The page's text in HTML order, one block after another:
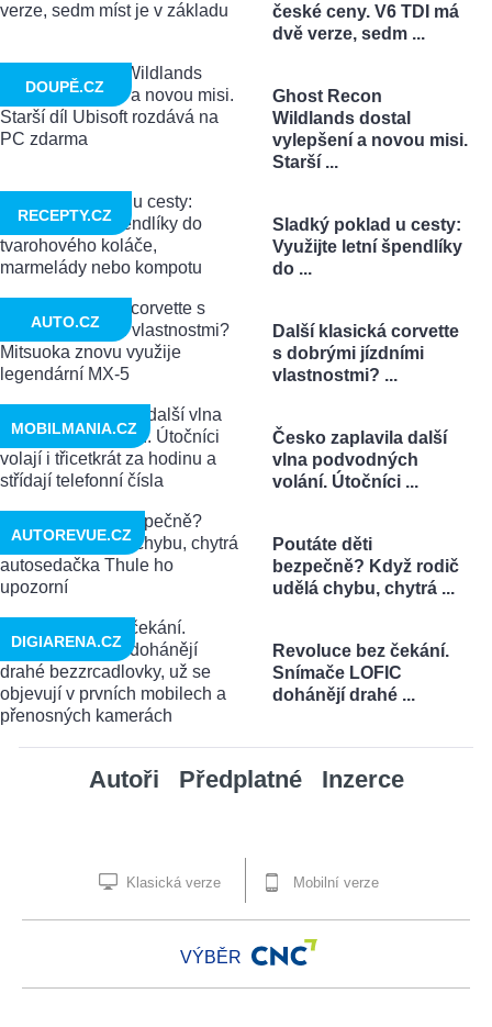
české ceny. V6 TDI má
dvě verze, sedm ...
Ghost Recon
Wildlands dostal
vylepšení a novou misi.
Starší ...
DOUPĚ.CZ
Sladký poklad u cesty:
Využijte letní špendlíky
do ...
RECEPTY.CZ
Další klasická corvette
s dobrými jízdními
vlastnostmi? ...
AUTO.CZ
Česko zaplavila další
vlna podvodných
volání. Útočníci ...
MOBILMANIA.CZ
Poutáte děti
bezpečně? Když rodič
udělá chybu, chytrá ...
AUTOREVUE.CZ
Revoluce bez čekání.
Snímače LOFIC
dohánějí drahé ...
DIGIARENA.CZ
Autoři Předplatné Inzerce
Klasická verze Mobilní verze
VÝBĚR